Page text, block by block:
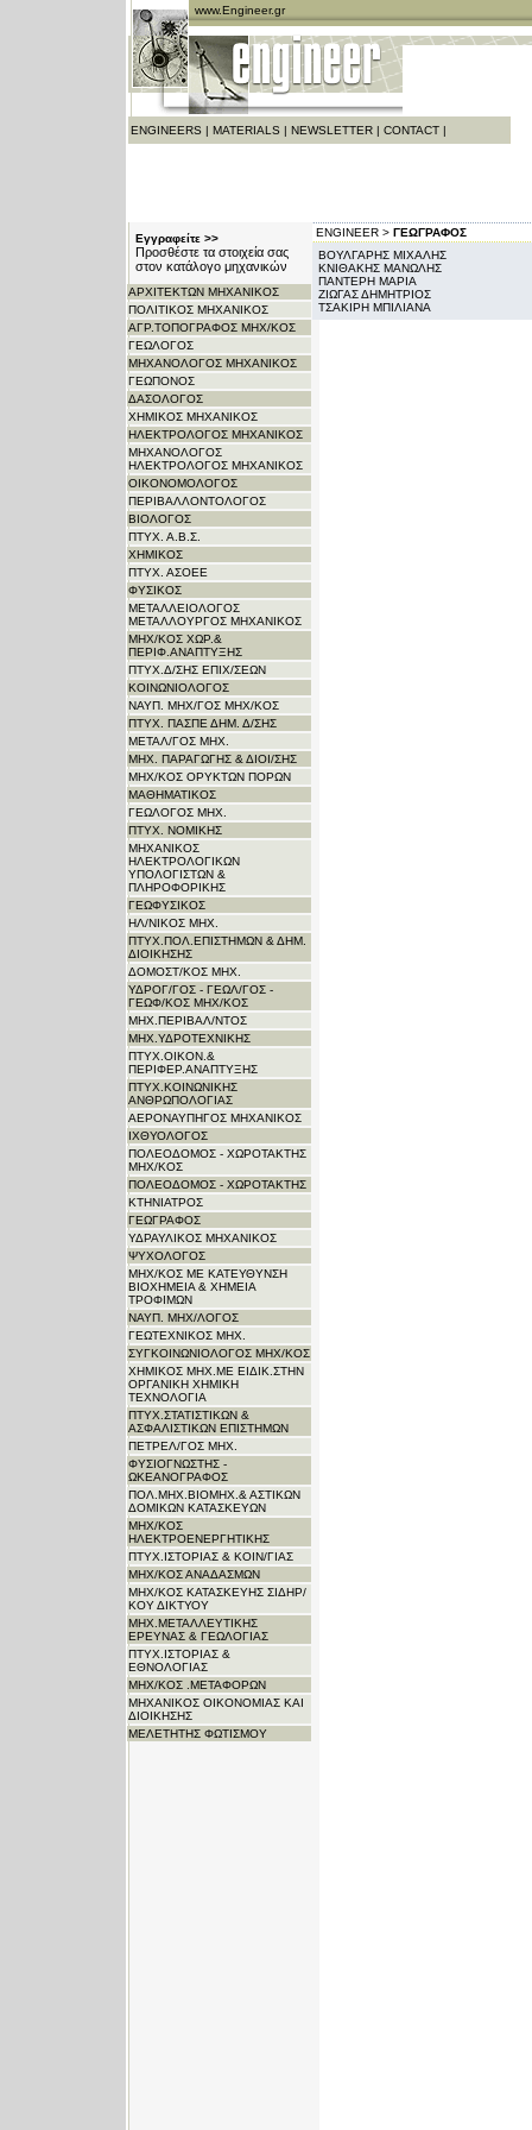
www.Engineer.gr
ENGINEERS | MATERIALS | NEWSLETTER| CONTACT|
Εγγραφείτε >>
Προσθέστε τα στοιχεία σας
στον κατάλογο μηχανικών
ΑΡΧITΕΚΤΩΝ ΜΗΧΑΝΙΚΟΣ
ΠΟΛΙΤΙΚΟΣ ΜΗΧΑΝΙΚΟΣ
ΑΓΡ.ΤΟΠΟΓΡΑΦΟΣ ΜΗΧ/ΚΟΣ
ΓΕΩΛΟΓΟΣ
ΜΗΧΑΝΟΛΟΓΟΣ ΜΗΧΑΝΙΚΟΣ
ΓΕΩΠΟΝΟΣ
ΔΑΣΟΛΟΓΟΣ
ΧΗΜΙΚΟΣ ΜΗΧΑΝΙΚΟΣ
ΗΛΕΚΤΡΟΛΟΓΟΣ ΜΗΧΑΝΙΚΟΣ
ΜΗΧΑΝΟΛΟΓΟΣ
ΗΛΕΚΤΡΟΛΟΓΟΣ ΜΗΧΑΝΙΚΟΣ
ΟΙΚΟΝΟΜΟΛΟΓΟΣ
ΠΕΡΙΒΑΛΛΟΝΤΟΛΟΓΟΣ
ΒΙΟΛΟΓΟΣ
ΠΤΥΧ. Α.Β.Σ.
ΧΗΜΙΚΟΣ
ΠΤΥΧ. ΑΣΟΕΕ
ΦΥΣΙΚΟΣ
ΜΕΤΑΛΛΕΙΟΛΟΓΟΣ
ΜΕΤΑΛΛΟΥΡΓΟΣ ΜΗΧΑΝΙΚΟΣ
ΜΗΧ/ΚΟΣ ΧΩΡ.&
ΠΕΡΙΦ.ΑΝΑΠΤΥΞΗΣ
ΠΤΥΧ.Δ/ΣΗΣ ΕΠΙΧ/ΣΕΩΝ
ΚΟΙΝΩΝΙΟΛΟΓΟΣ
ΝΑΥΠ. ΜΗΧ/ΓΟΣ ΜΗΧ/KΟΣ
ΠΤΥΧ. ΠΑΣΠΕ ΔΗΜ. Δ/ΣΗΣ
ΜΕΤΑΛ/ΓΟΣ ΜΗΧ.
ΜΗΧ. ΠΑΡΑΓΩΓΗΣ & ΔΙΟΙ/ΣΗΣ
ΜΗΧ/ΚΟΣ ΟΡΥΚΤΩΝ ΠΟΡΩΝ
ΜΑΘΗΜΑΤΙΚΟΣ
ΓΕΩΛΟΓΟΣ ΜΗΧ.
ΠΤΥΧ. ΝΟΜΙΚΗΣ
ΜΗΧΑΝΙΚΟΣ
ΗΛΕΚΤΡΟΛΟΓΙΚΩΝ
ΥΠΟΛΟΓΙΣΤΩΝ &
ΠΛΗΡΟΦΟΡΙΚΗΣ
ΓΕΩΦΥΣΙΚΟΣ
ΗΛ/ΝΙΚΟΣ ΜΗΧ.
ΠΤΥΧ.ΠΟΛ.ΕΠΙΣΤΗΜΩΝ & ΔΗΜ.
ΔΙΟΙΚΗΣΗΣ
ΔΟΜΟΣΤ/ΚΟΣ ΜΗΧ.
ΥΔΡΟΓ/ΓΟΣ - ΓΕΩΛ/ΓΟΣ -
ΓΕΩΦ/ΚΟΣ ΜΗΧ/ΚΟΣ
ΜΗΧ.ΠΕΡΙΒΑΛ/ΝΤΟΣ
ΜΗΧ.ΥΔΡΟΤΕΧΝΙΚΗΣ
ΠΤΥΧ.ΟΙΚΟΝ.&
ΠΕΡΙΦΕΡ.ΑΝΑΠΤΥΞΗΣ
ΠΤΥΧ.ΚΟΙΝΩΝΙΚΗΣ
ΑΝΘΡΩΠΟΛΟΓΙΑΣ
ΑΕΡΟΝΑΥΠΗΓΟΣ ΜΗΧΑΝΙΚΟΣ
ΙΧΘΥΟΛΟΓΟΣ
ΠΟΛΕΟΔΟΜΟΣ - ΧΩΡΟΤΑΚΤΗΣ
ΜΗΧ/ΚΟΣ
ΠΟΛΕΟΔΟΜΟΣ - ΧΩΡΟΤΑΚΤΗΣ
ΚΤΗΝΙΑΤΡΟΣ
ΓΕΩΓΡΑΦΟΣ
ΥΔΡΑΥΛΙΚΟΣ ΜΗΧΑΝΙΚΟΣ
ΨΥΧΟΛΟΓΟΣ
ΜΗΧ/ΚΟΣ ΜΕ ΚΑΤΕΥΘΥΝΣΗ
ΒΙΟΧΗΜΕΙΑ & ΧΗΜΕΙΑ
ΤΡΟΦΙΜΩΝ
ΝΑΥΠ. ΜΗΧ/ΛΟΓΟΣ
ΓΕΩΤΕΧΝΙΚΟΣ ΜΗΧ.
ΣΥΓΚΟΙΝΩΝΙΟΛΟΓΟΣ ΜΗΧ/ΚΟΣ
ΧΗΜΙΚΟΣ ΜΗΧ.ΜΕ ΕΙΔΙΚ.ΣΤΗΝ
ΟΡΓΑΝΙΚΗ ΧΗΜΙΚΗ
ΤΕΧΝΟΛΟΓΙΑ
ΠΤΥΧ.ΣΤΑΤΙΣΤΙΚΩΝ &
ΑΣΦΑΛΙΣΤΙΚΩΝ ΕΠΙΣΤΗΜΩΝ
ΠΕΤΡΕΛ/ΓΟΣ ΜΗΧ.
ΦΥΣΙΟΓΝΩΣΤΗΣ -
ΩΚΕΑΝΟΓΡΑΦΟΣ
ΠΟΛ.ΜΗΧ.ΒΙΟΜΗΧ.& ΑΣΤΙΚΩΝ
ΔΟΜΙΚΩΝ ΚΑΤΑΣΚΕΥΩΝ
ΜΗΧ/ΚΟΣ
ΗΛΕΚΤΡΟΕΝΕΡΓΗΤΙΚΗΣ
ΠΤΥΧ.ΙΣΤΟΡΙΑΣ & ΚΟΙΝ/ΓΙΑΣ
ΜΗΧ/ΚΟΣ ΑΝΑΔΑΣΜΩΝ
ΜΗΧ/ΚΟΣ ΚΑΤΑΣΚΕΥΗΣ ΣΙΔΗΡ/
ΚΟΥ ΔΙΚΤΥΟΥ
ΜΗΧ.ΜΕΤΑΛΛΕΥΤΙΚΗΣ
ΕΡΕΥΝΑΣ & ΓΕΩΛΟΓΙΑΣ
ΠΤΥΧ.ΙΣΤΟΡΙΑΣ &
ΕΘΝΟΛΟΓΙΑΣ
ΜΗΧ/ΚΟΣ .ΜΕΤΑΦΟΡΩΝ
ΜΗΧΑΝΙΚΟΣ ΟΙΚΟΝΟΜΙΑΣ ΚΑΙ
ΔΙΟΙΚΗΣΗΣ
ΜΕΛΕΤΗΤΗΣ ΦΩΤΙΣΜΟΥ
ENGINEER > ΓΕΩΓΡΑΦΟΣ
ΒΟΥΛΓΑΡΗΣ ΜΙΧΑΛΗΣ
ΚΝΙΘΑΚΗΣ ΜΑΝΩΛΗΣ
ΠΑΝΤΕΡΗ ΜΑΡΙΑ
ΖΙΩΓΑΣ ΔΗΜΗΤΡΙΟΣ
ΤΣΑΚΙΡΗ ΜΠΙΛΙΑΝΑ